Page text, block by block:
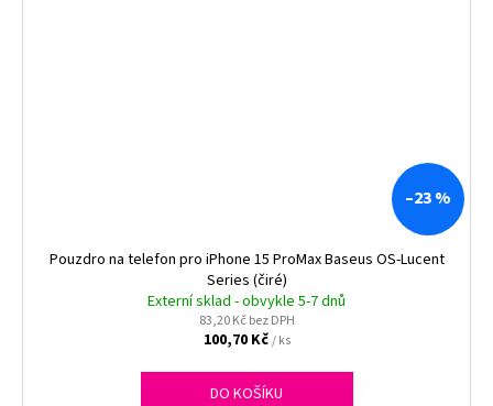
–23 %
Pouzdro na telefon pro iPhone 15 ProMax Baseus OS-Lucent
Series (čiré)
Externí sklad - obvykle 5-7 dnů
83,20 Kč bez DPH
100,70 Kč/ ks
DO KOŠÍKU